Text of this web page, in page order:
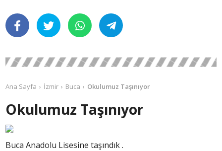
Ana Sayfa İzmir Buca Okulumuz Taşınıyor
Okulumuz Taşınıyor
Buca Anadolu Lisesine taşındık .